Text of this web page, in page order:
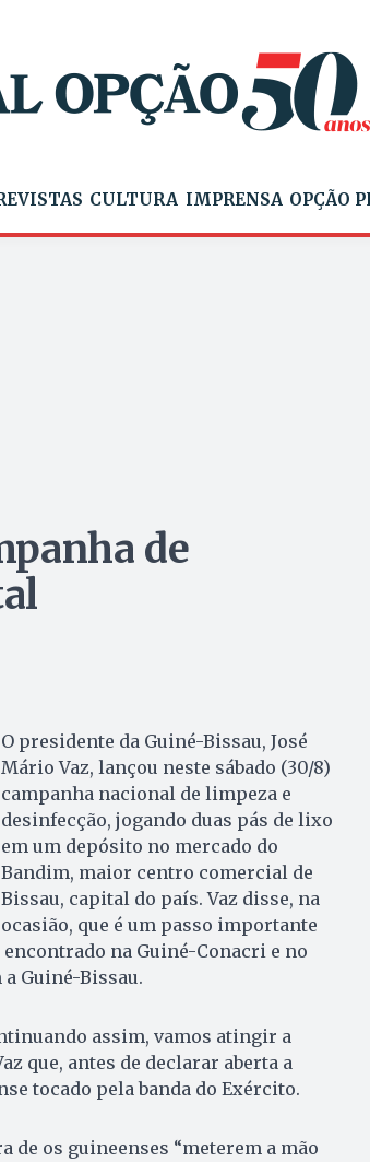
CULTURA IMPRENSA OPÇÃO
de
O presidente da Guiné-Bissau, José
Mário Vaz, lançou neste sábado (30/8)
campanha nacional de limpeza e
desinfecção, jogando duas pás de lixo
em um depósito no mercado do
Bandim, maior centro comercial de
Bissau, capital do país. Vaz disse, na
ocasião, que é um passo importante
na Guiné-Conacri e no
Guiné-Bissau.
assim, vamos atingir a
que, antes de declarar aberta a
tocado pela banda do Exército.
de os guineenses “meterem a mão